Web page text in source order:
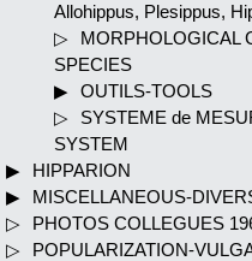
Allohippus, Plesippus,
MORPHOLOGICAL
SPECIES
OUTILS-TOOLS
SYSTEME de
SYSTEM
HIPPARION
MISCELLANEOUS-
PHOTOS COLLEGUES
POPULARIZATION-